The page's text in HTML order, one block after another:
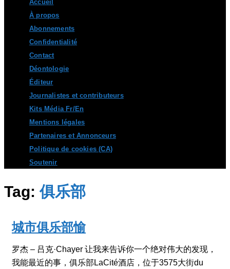
content
Accueil
À propos
Abonnements
Confidentialité
Contact
Déontologie
Éditeur
Journalistes et contributeurs
Kits Média Fr/En
Mentions légales
Partenaires et Annonceurs
Politique de cookies (CA)
Soutenir
Tag:俱乐部
城市俱乐部愉
罗杰 – 吕克·Chayer 让我来告诉你一个绝对伟大的发现，
我能最近的事，俱乐部LaCité酒店，位于3575大街du